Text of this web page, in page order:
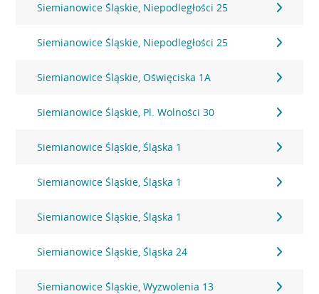
Siemianowice Śląskie, Niepodległości 25
Siemianowice Śląskie, Niepodległości 25
Siemianowice Śląskie, Oświęciska 1A
Siemianowice Śląskie, Pl. Wolności 30
Siemianowice Śląskie, Śląska 1
Siemianowice Śląskie, Śląska 1
Siemianowice Śląskie, Śląska 1
Siemianowice Śląskie, Śląska 24
Siemianowice Śląskie, Wyzwolenia 13